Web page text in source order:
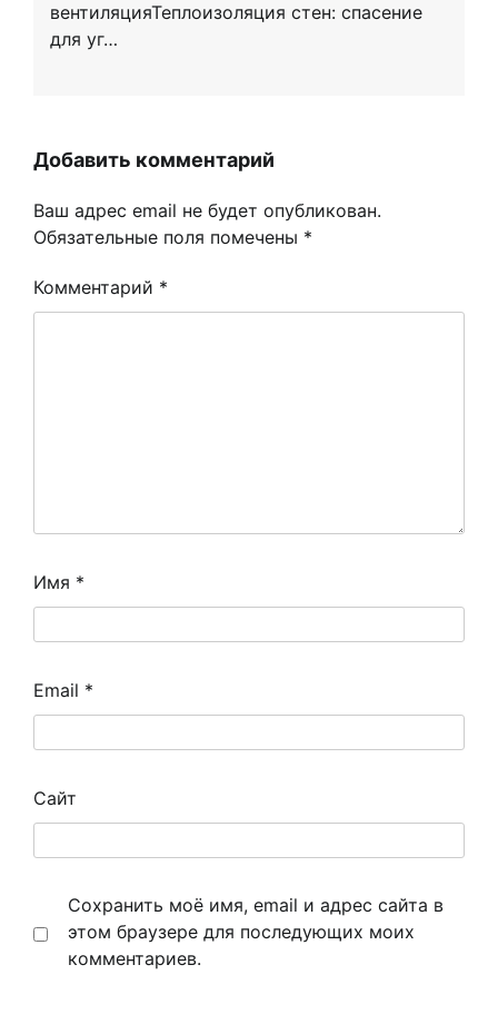
вентиляцияТеплоизоляция стен: спасение
для уг…
Добавить комментарий
Ваш адрес email не будет опубликован.
Обязательные поля помечены *
Комментарий *
Имя *
Email *
Сайт
Сохранить моё имя, email и адрес сайта в
этом браузере для последующих моих
комментариев.